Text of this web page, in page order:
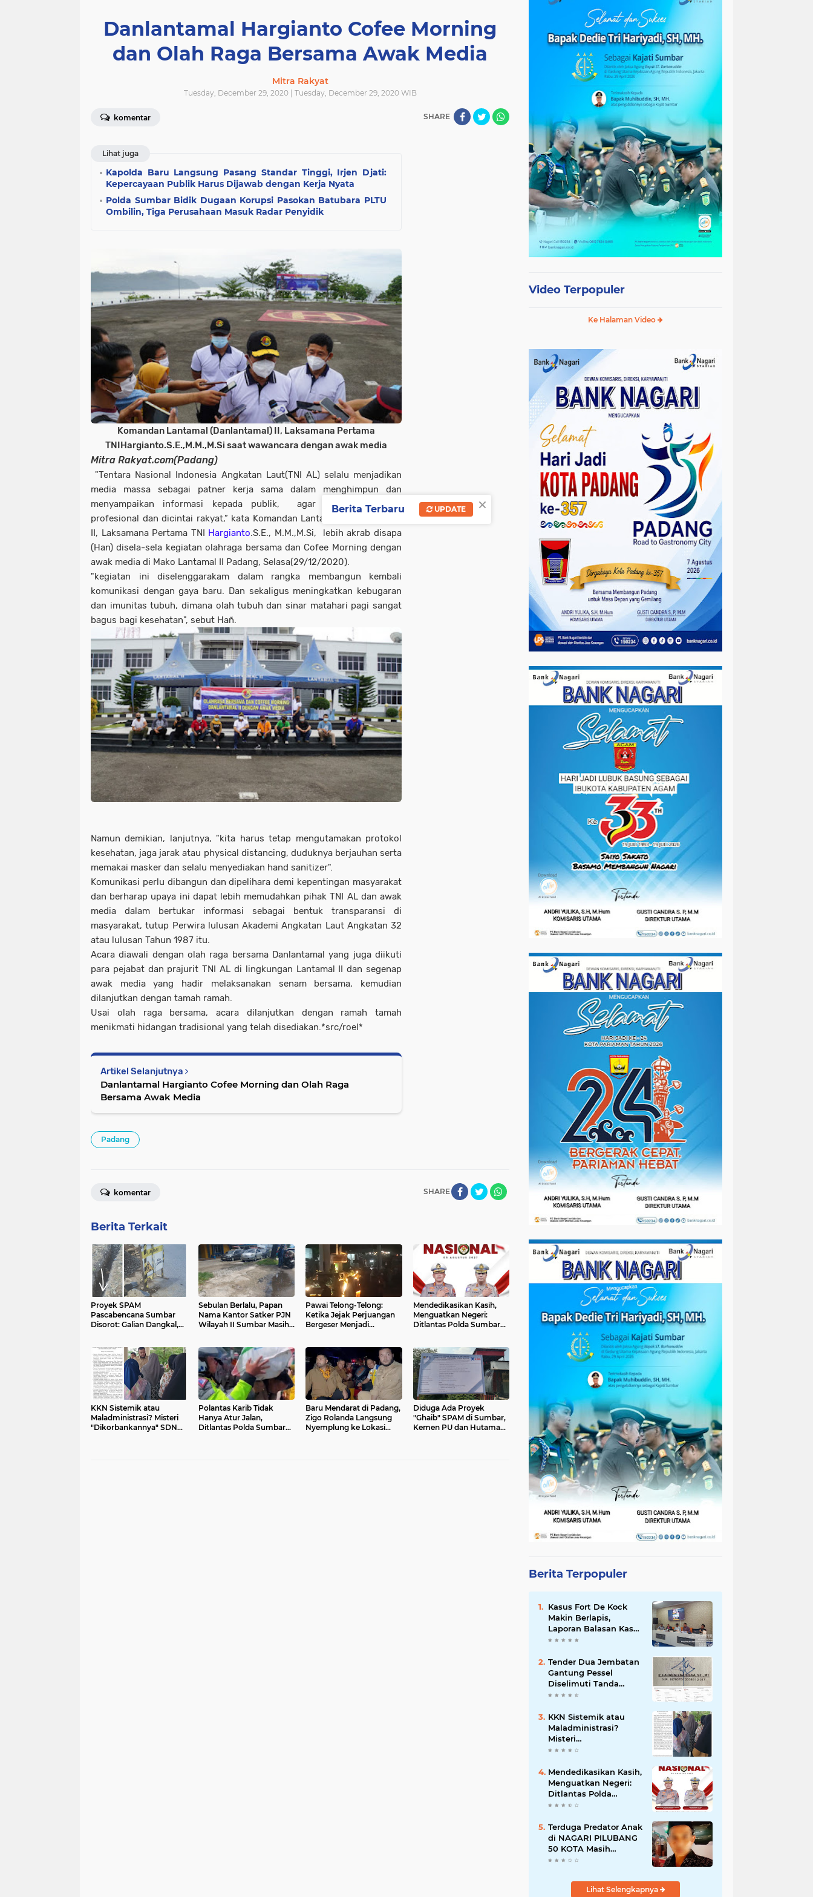
Danlantamal Hargianto Cofee Morning
dan Olah Raga Bersama Awak Media
Mitra Rakyat
Tuesday, December 29, 2020 | Tuesday, December 29, 2020 WIB
komentar SHARE
Lihat juga
Kapolda Baru Langsung Pasang Standar Tinggi, Irjen Djati:
Kepercayaan Publik Harus Dijawab dengan Kerja Nyata
Polda Sumbar Bidik Dugaan Korupsi Pasokan Batubara PLTU
Ombilin, Tiga Perusahaan Masuk Radar Penyidik
Komandan Lantamal (Danlantamal) II, Laksamana Pertama
TNIHargianto.S.E.,M.M.,M.Si saat wawancara dengan awak media
Mitra Rakyat.com(Padang)
"Tentara Nasional Indonesia Angkatan Laut(TNI AL) selalu menjadikan
media massa sebagai patner kerja sama dalam menghimpun dan
menyampaikan informasi kepada publik, agar TNI AL semakin
profesional dan dicintai rakyat,” kata Komandan Lantamal (Danlantamal)
II, Laksamana Pertama TNI Hargianto.S.E., M.M.,M.Si, lebih akrab disapa
(Han) disela-sela kegiatan olahraga bersama dan Cofee Morning dengan
awak media di Mako Lantamal II Padang, Selasa(29/12/2020).
"kegiatan ini diselenggarakam dalam rangka membangun kembali
komunikasi dengan gaya baru. Dan sekaligus meningkatkan kebugaran
dan imunitas tubuh, dimana olah tubuh dan sinar matahari pagi sangat
bagus bagi kesehatan", sebut Hañ.
Namun demikian, lanjutnya, "kita harus tetap mengutamakan protokol
kesehatan, jaga jarak atau physical distancing, duduknya berjauhan serta
memakai masker dan selalu menyediakan hand sanitizer".
Komunikasi perlu dibangun dan dipelihara demi kepentingan masyarakat
dan berharap upaya ini dapat lebih memudahkan pihak TNI AL dan awak
media dalam bertukar informasi sebagai bentuk transparansi di
masyarakat, tutup Perwira lulusan Akademi Angkatan Laut Angkatan 32
atau lulusan Tahun 1987 itu.
Acara diawali dengan olah raga bersama Danlantamal yang juga diikuti
para pejabat dan prajurit TNI AL di lingkungan Lantamal II dan segenap
awak media yang hadir melaksanakan senam bersama, kemudian
dilanjutkan dengan tamah ramah.
Usai olah raga bersama, acara dilanjutkan dengan ramah tamah
menikmati hidangan tradisional yang telah disediakan.*src/roel*
Artikel Selanjutnya
Danlantamal Hargianto Cofee Morning dan Olah Raga
Bersama Awak Media
Padang
SHARE
komentar
Berita Terkait
Proyek SPAM
Pascabencana Sumbar
Disorot: Galian Dangkal,
Terbuka
Sebulan Berlalu, Papan
Nama Kantor Satker PJN
Wilayah II Sumbar Masih
Pawai Telong-Telong:
Ketika Jejak Perjuangan
Bergeser Menjadi
Mendedikasikan Kasih,
Menguatkan Negeri:
Ditlantas Polda Sumbar
Pengabdian
KKN Sistemik atau
Maladministrasi? Misteri
"Dikorbankannya" SDN
Polantas Karib Tidak
Hanya Atur Jalan,
Ditlantas Polda Sumbar
Baru Mendarat di Padang,
Zigo Rolanda Langsung
Nyemplung ke Lokasi
Diduga Ada Proyek
"Ghaib" SPAM di Sumbar,
Kemen PU dan Hutama
Video Terpopuler
Ke Halaman Video
Berita Terpopuler
Kasus Fort De Kock
Makin Berlapis,
Laporan Balasan Kasat
Pol PP Disorot: Upaya
atau Pengalihan Isu?
Tender Dua Jembatan
Gantung Pessel
Diselimuti Tanda
Tanya, Gangguan
Permainan di Balik
Layar?
KKN Sistemik atau
Maladministrasi?
Misteri
"Dikorbankannya" SDN
Transparansi Pemkot
Padang
Mendedikasikan Kasih,
Menguatkan Negeri:
Ditlantas Polda
Sumbar Apresiasi
sebagai Pilar
Pengabdian
Terduga Predator Anak
di NAGARI PILUBANG
50 KOTA Masih
Berkeliaran
Lihat Selengkapnya
×
Berita Terbaru UPDATE